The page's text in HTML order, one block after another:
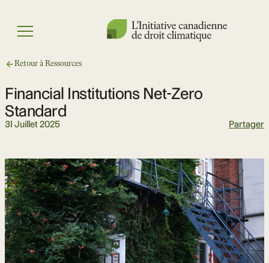
content
Menu
Retour à Ressources
Financial Institutions Net-Zero
Standard
31 Juillet 2025 Partager